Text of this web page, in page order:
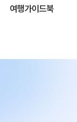
여행가이드북